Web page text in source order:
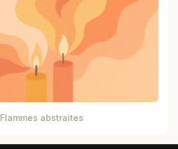
Flammes abstraites